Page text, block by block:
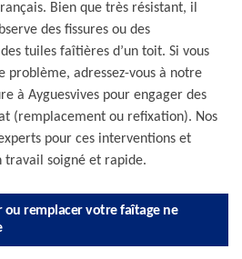
Bien que très résistant, il
des fissures ou des
tuiles faîtières d’un toit. Si vous
problème, adressez-vous à notre
à Ayguesvives pour engager des
(remplacement ou refixation). Nos
pour ces interventions et
travail soigné et rapide.
ou remplacer votre faîtage ne